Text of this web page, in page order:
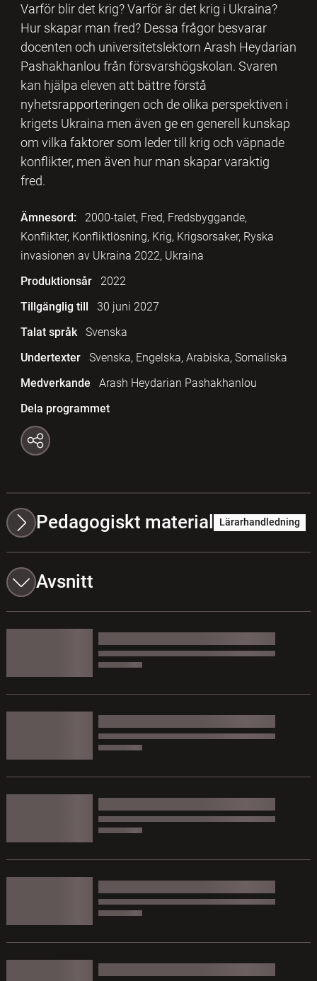
Varför blir det krig? Varför är det krig i Ukraina?
Hur skapar man fred? Dessa frågor besvarar
docenten och universitetslektorn Arash Heydarian
Pashakhanlou från försvarshögskolan. Svaren
kan hjälpa eleven att bättre förstå
nyhetsrapporteringen och de olika perspektiven i
krigets Ukraina men även ge en generell kunskap
om vilka faktorer som leder till krig och väpnade
konflikter, men även hur man skapar varaktig
fred.
Ämnesord:
2000-talet, Fred, Fredsbyggande,
Konflikter, Konfliktlösning, Krig, Krigsorsaker, Ryska
invasionen av Ukraina 2022, Ukraina
Produktionsår
2022
Tillgänglig till
30 juni 2027
Talat språk
Svenska
Undertexter
Svenska, Engelska, Arabiska, Somaliska
Medverkande
Arash Heydarian Pashakhanlou
Dela programmet
Pedagogiskt material Lärarhandledning
Avsnitt